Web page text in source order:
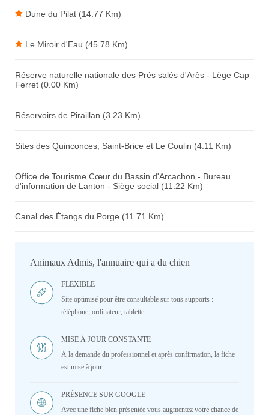
Dune du Pilat (14.77 Km)
Le Miroir d'Eau (45.78 Km)
Réserve naturelle nationale des Prés salés d'Arès - Lège Cap
Ferret (0.00 Km)
Réservoirs de Piraillan (3.23 Km)
Sites des Quinconces, Saint-Brice et Le Coulin (4.11 Km)
Office de Tourisme Cœur du Bassin d'Arcachon - Bureau
d'information de Lanton - Siège social (11.22 Km)
Canal des Étangs du Porge (11.71 Km)
Animaux Admis, l'annuaire qui a du chien
FLEXIBLE
Site optimisé pour être consultable sur tous supports :
téléphone, ordinateur, tablette.
MISE À JOUR CONSTANTE
À la demande du professionnel et après confirmation, la fiche
est mise à jour.
PRÉSENCE SUR GOOGLE
Avec une fiche bien présentée vous augmentez votre chance de